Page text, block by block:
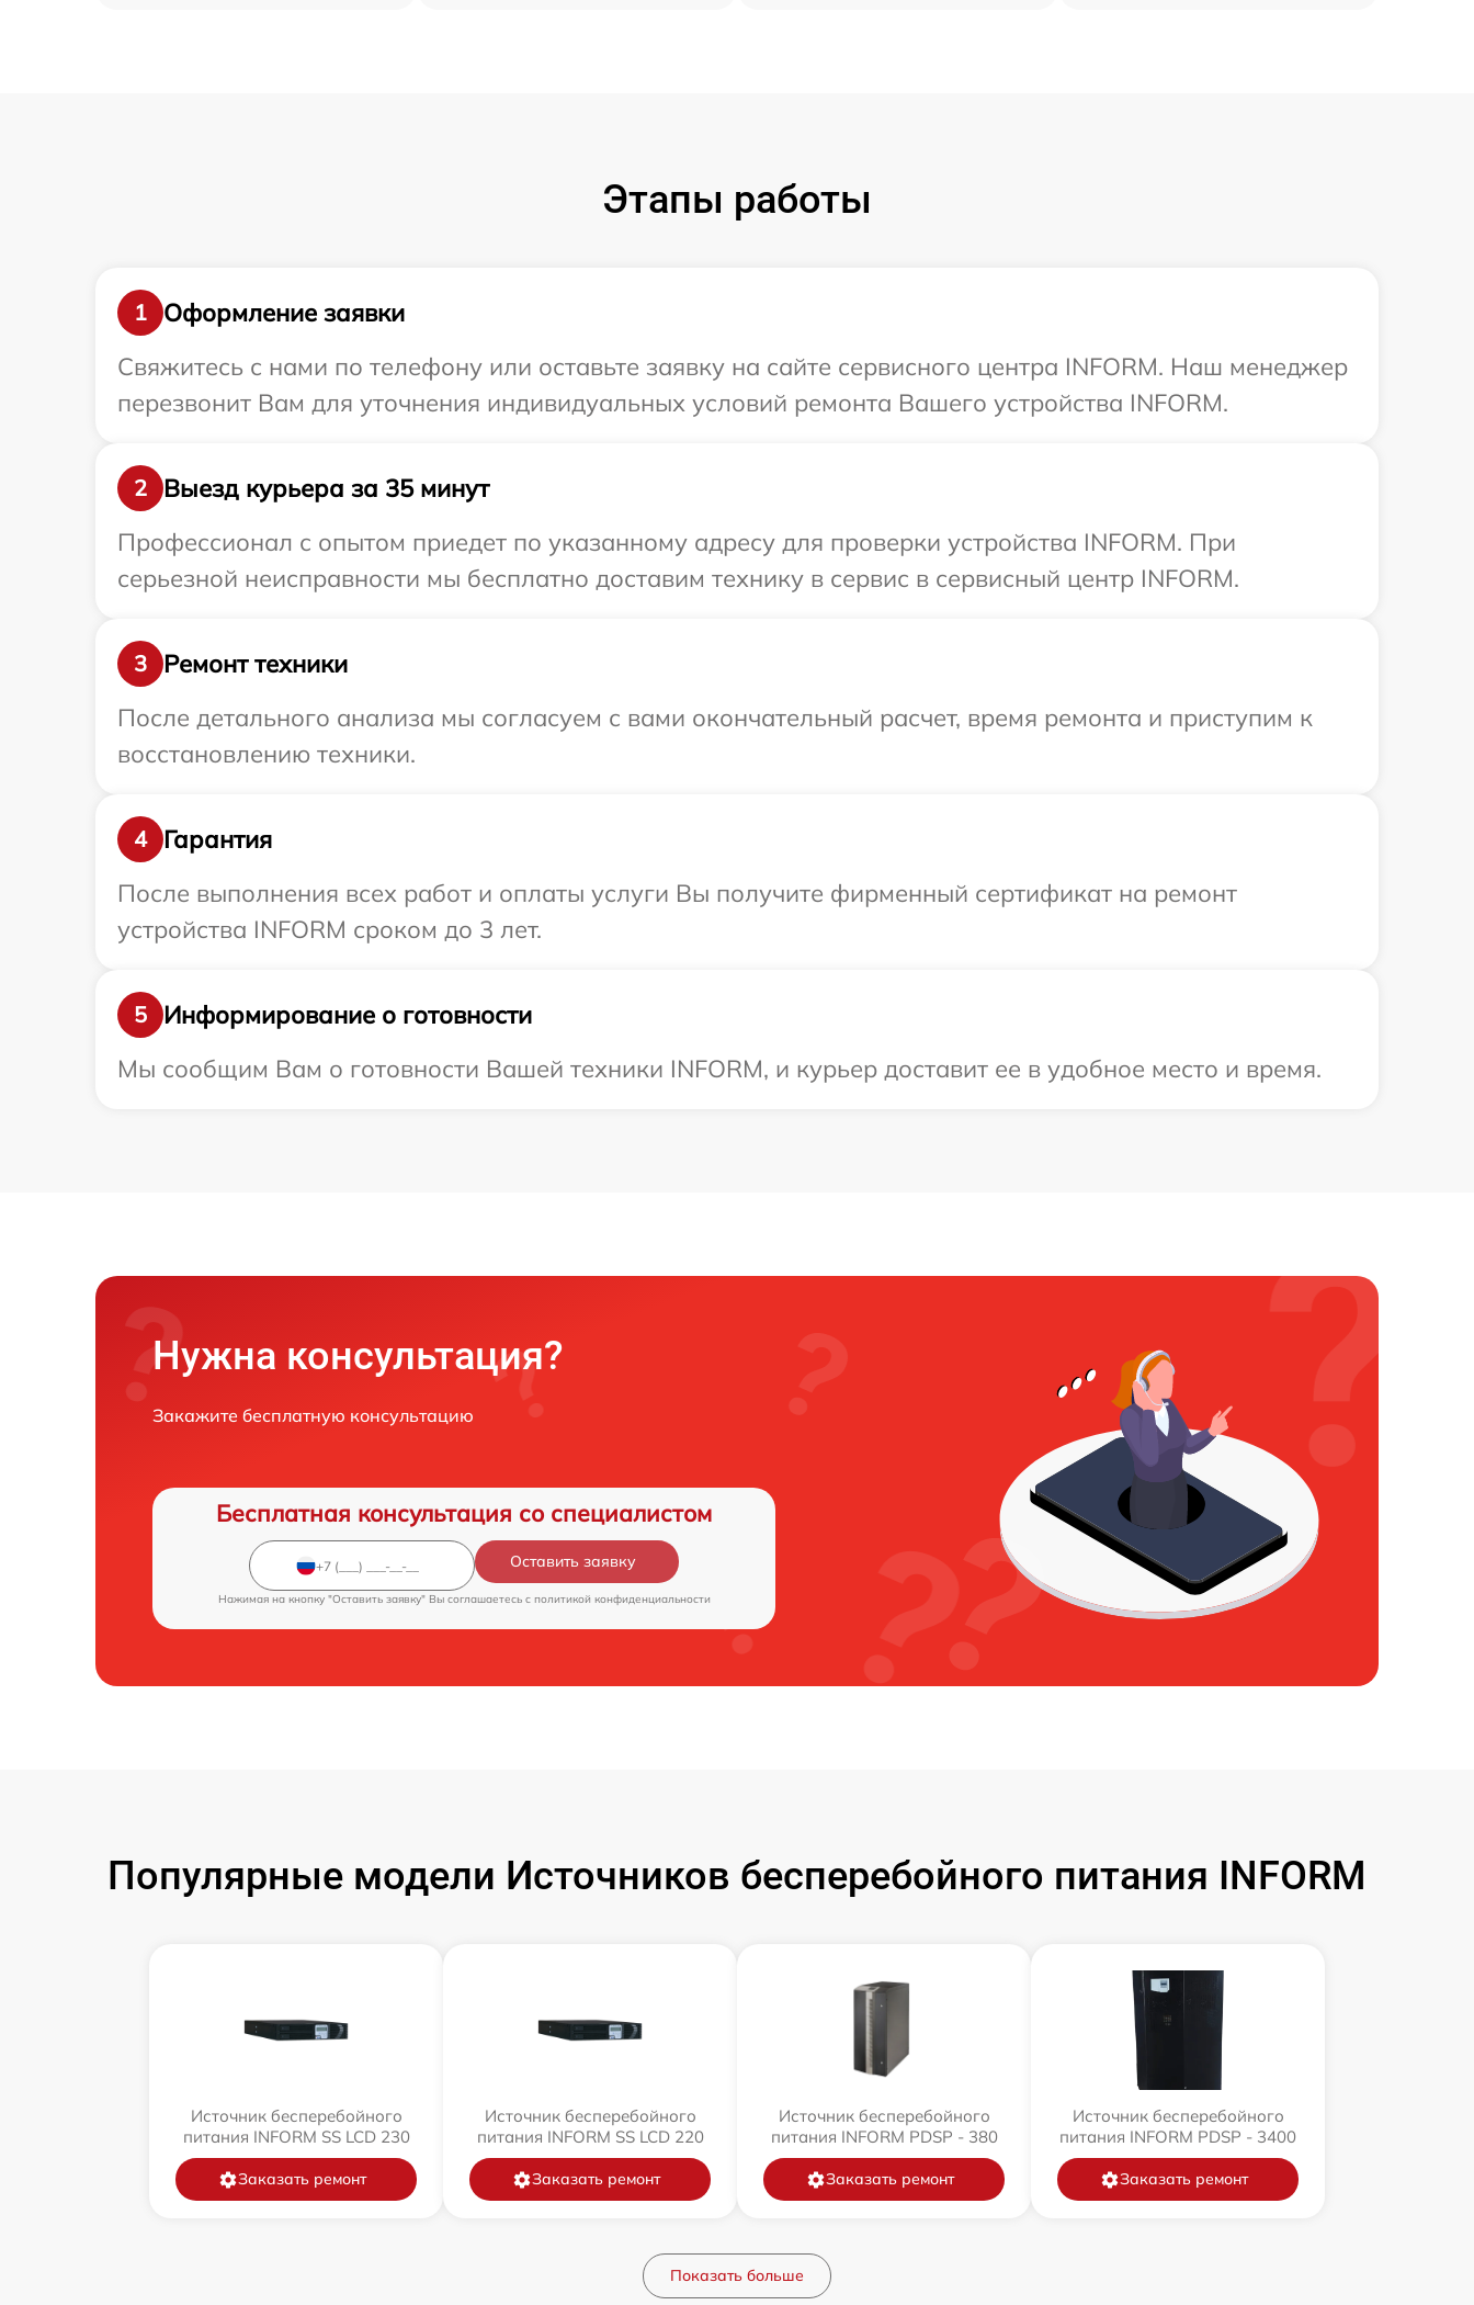
Этапы работы
1
Оформление заявки
Свяжитесь с нами по телефону или оставьте заявку на сайте сервисного центра INFORM. Наш менеджер
перезвонит Вам для уточнения индивидуальных условий ремонта Вашего устройства INFORM.
2
Выезд курьера за 35 минут
Профессионал с опытом приедет по указанному адресу для проверки устройства INFORM. При
серьезной неисправности мы бесплатно доставим технику в сервис в сервисный центр INFORM.
3
Ремонт техники
После детального анализа мы согласуем с вами окончательный расчет, время ремонта и приступим к
восстановлению техники.
4
Гарантия
После выполнения всех работ и оплаты услуги Вы получите фирменный сертификат на ремонт
устройства INFORM сроком до 3 лет.
5
Информирование о готовности
Мы сообщим Вам о готовности Вашей техники INFORM, и курьер доставит ее в удобное место и время.
Нужна консультация?
Закажите бесплатную консультацию
Бесплатная консультация со специалистом
Оставить заявку
Нажимая на кнопку "Оставить заявку" Вы соглашаетесь c политикой конфиденциальности
Популярные модели Источников бесперебойного питания INFORM
Источник бесперебойного
питания INFORM SS LCD 230
Заказать ремонт
Источник бесперебойного
питания INFORM SS LCD 220
Заказать ремонт
Источник бесперебойного
питания INFORM PDSP - 380
Заказать ремонт
Источник бесперебойного
питания INFORM PDSP - 3400
Заказать ремонт
Показать больше